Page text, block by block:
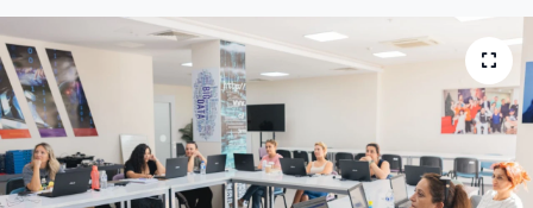
RESMİ REKLAM